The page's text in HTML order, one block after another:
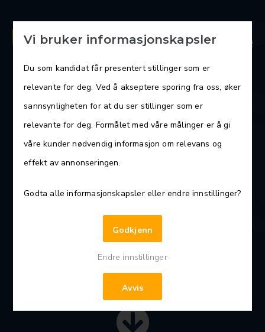
Vi bruker informasjonskapsler
Du som kandidat får presentert stillinger som er
relevante for deg. Ved å akseptere sporing fra oss, øker
sannsynligheten for at du ser stillinger som er
relevante for deg. Formålet med våre målinger er å gi
våre kunder nødvendig informasjon om relevans og
effekt av annonseringen.
Godta alle informasjonskapsler eller endre innstillinger?
Godkjenn
Endre innstillinger
Avvis
Har du lyst til å lede og utvikle
hjemmetjenesten i Overhalla kommune?
Enhetsleder
hjemmetjenesten
Les mer